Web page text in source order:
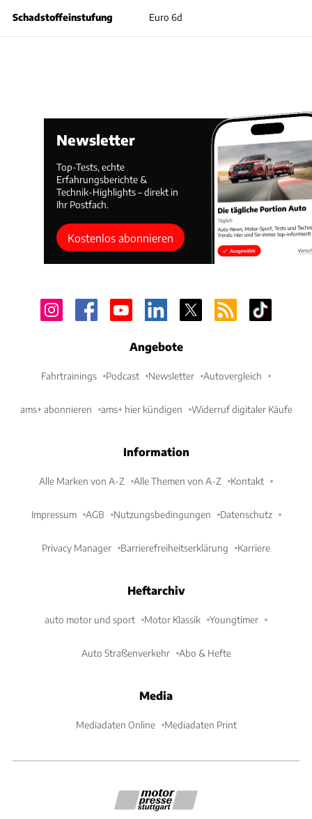
Schadstoffeinstufung Euro 6d
Newsletter
Top-Tests, echte
Erfahrungsberichte &
Technik-Highlights – direkt in
Ihr Postfach.
Kostenlos abonnieren
Angebote
Fahrtrainings Podcast Newsletter Autovergleich
ams+ abonnieren ams+ hier kündigen Widerruf digitaler Käufe
Information
Alle Marken von A-Z Alle Themen von A-Z Kontakt
Impressum AGB Nutzungsbedingungen Datenschutz
Privacy Manager Barrierefreiheitserklärung Karriere
Heftarchiv
auto motor und sport Motor Klassik Youngtimer
Auto Straßenverkehr Abo & Hefte
Media
Mediadaten Online Mediadaten Print